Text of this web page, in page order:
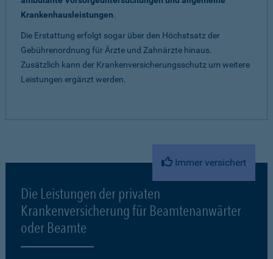
Krankenhausleistungen.
Die Erstattung erfolgt sogar über den Höchstsatz der
Gebührenordnung für Ärzte und Zahnärzte hinaus.
Zusätzlich kann der Krankenversicherungsschutz um weitere
Leistungen ergänzt werden.
Immer versichert
Die Leistungen der privaten
Krankenversicherung für Beamtenanwärter
oder Beamte